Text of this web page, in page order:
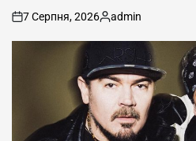
on
7 Серпня, 2026
Опубліковано
admin